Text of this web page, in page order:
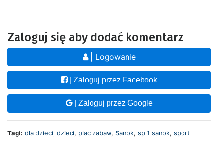
Zaloguj się aby dodać komentarz
| Logowanie
| Zaloguj przez Facebook
| Zaloguj przez Google
Tagi: dla dzieci, dzieci, plac zabaw, Sanok, sp 1 sanok, sport